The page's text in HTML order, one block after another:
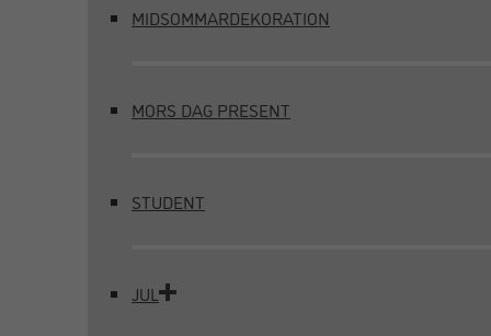
MIDSOMMARDEKORATION
MORS DAG PRESENT
STUDENT
JUL